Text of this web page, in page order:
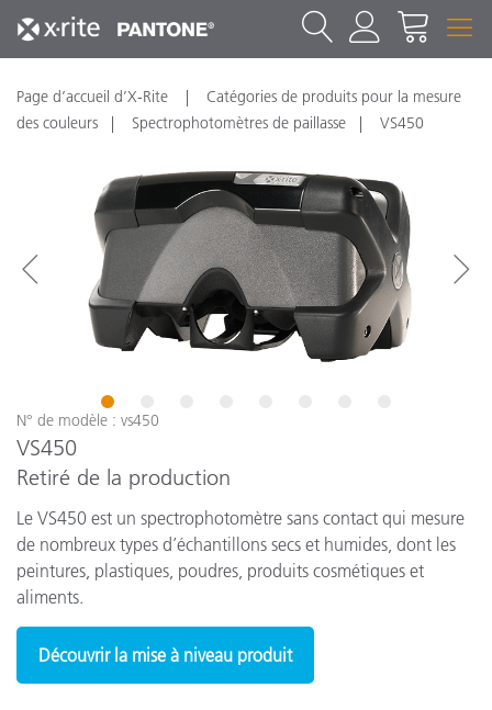
Page d’accueil d’X-Rite
Catégories de produits pour la mesure
des couleurs
Spectrophotomètres de paillasse VS450
1 2
N° de modèle : vs450
VS450
Retiré de la production
Le VS450 est un spectrophotomètre sans contact qui mesure
de nombreux types d’échantillons secs et humides, dont les
peintures, plastiques, poudres, produits cosmétiques et
aliments.
Découvrir la mise à niveau produit